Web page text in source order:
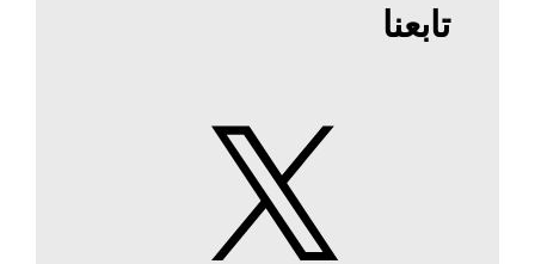
تابعنا